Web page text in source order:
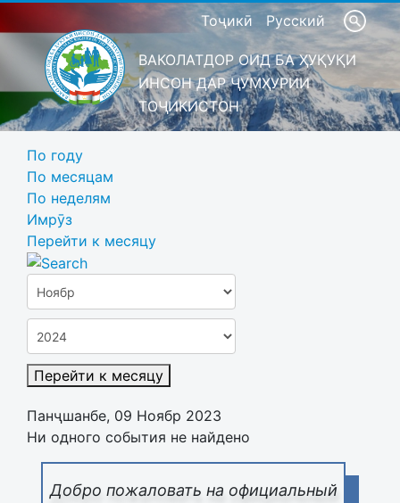
Тоҷикӣ Русский
ВАКОЛАТДОР ОИД БА ҲУҚУҚИ
ИНСОН ДАР ҶУМҲУРИИ
ТОҶИКИСТОН
Добро пожаловать на официальный
По году
По месяцам
По неделям
Имрӯз
Перейти к месяцу
Перейти к месяцу
Панҷшанбе, 09 Ноябр 2023
Ни одного события не найдено